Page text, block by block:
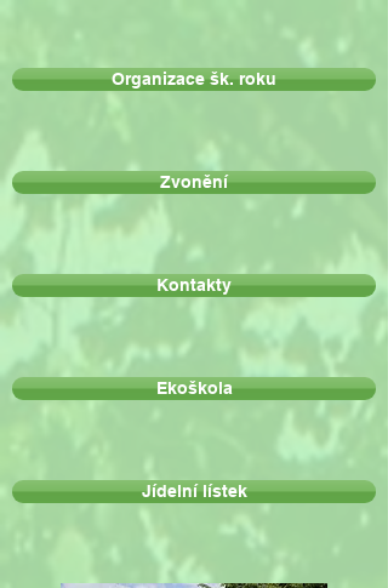
Organizace šk. roku
Zvonění
Kontakty
Ekoškola
Jídelní lístek